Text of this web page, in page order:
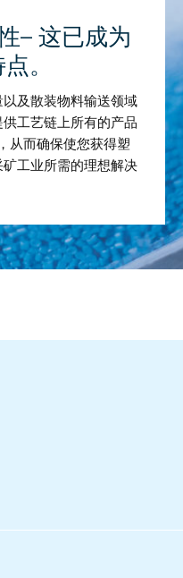
– 这已成为
。
及散装物料输送领域
工艺链上所有的产品
从而确保使您获得塑
工业所需的理想解决